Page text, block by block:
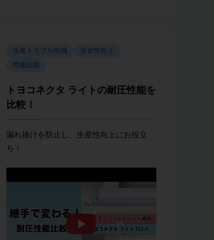
生産トラブル削減
安全性向上
性能比較
トヨコネクタ ライトの耐圧性能を
比較！
漏れ抜けを防止し、生産性向上にお役立
ち！